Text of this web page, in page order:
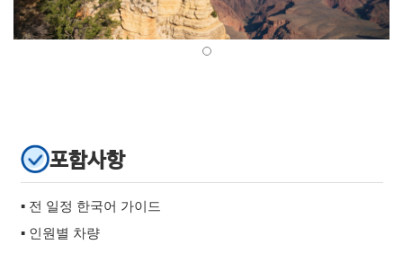
포함사항
▪ 전 일정 한국어 가이드
▪ 인원별 차량